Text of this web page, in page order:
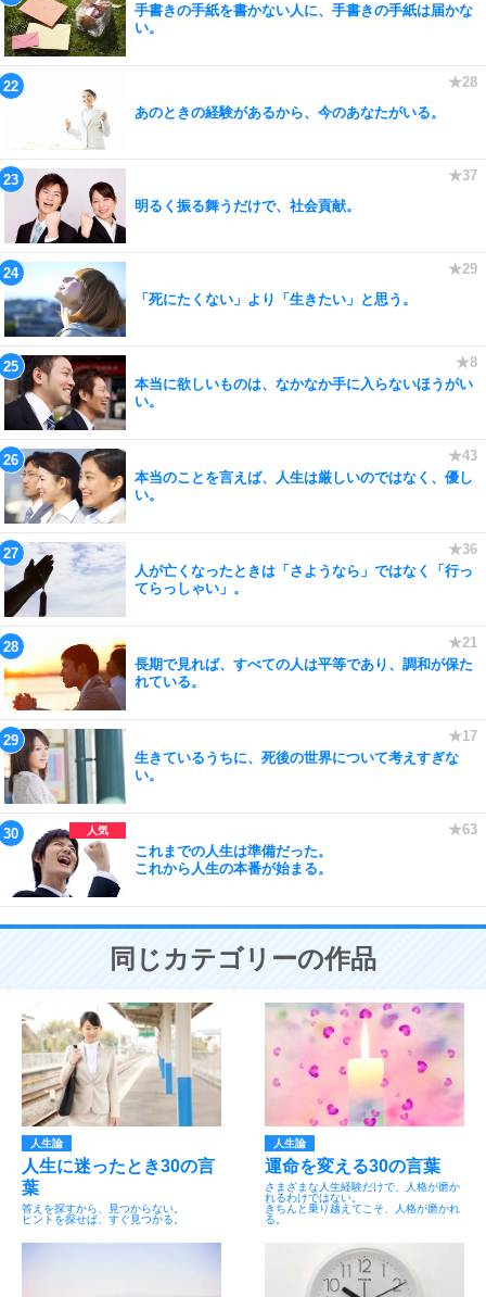
手書きの手紙を書かない人に、手書きの手紙は届かな
い。
あのときの経験があるから、今のあなたがいる。
明るく振る舞うだけで、社会貢献。
「死にたくない」より「生きたい」と思う。
本当に欲しいものは、なかなか手に入らないほうがい
い。
本当のことを言えば、人生は厳しいのではなく、優し
い。
人が亡くなったときは「さようなら」ではなく「行っ
てらっしゃい」。
長期で見れば、すべての人は平等であり、調和が保た
れている。
生きているうちに、死後の世界について考えすぎな
い。
これまでの人生は準備だった。
これから人生の本番が始まる。
同じカテゴリーの作品
人生論
人生に迷ったとき30の言
葉
答えを探すから、見つからない。
ヒントを探せば、すぐ見つかる。
人生論
運命を変える30の言葉
さまざまな人生経験だけで、人格が磨か
れるわけではない。
きちんと乗り越えてこそ、人格が磨かれ
る。